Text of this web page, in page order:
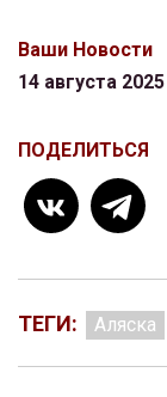
Ваши Новости
14 августа 2025
ПОДЕЛИТЬСЯ
ТЕГИ: Аляска